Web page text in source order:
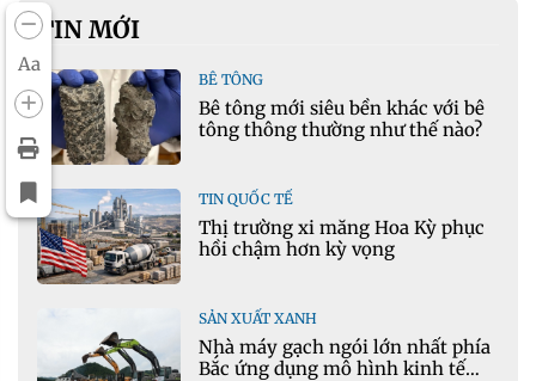
Aa
TIN MỚI
BÊ TÔNG
Bê tông mới siêu bền khác với bê
tông thông thường như thế nào?
TIN QUỐC TẾ
Thị trường xi măng Hoa Kỳ phục
hồi chậm hơn kỳ vọng
SẢN XUẤT XANH
Nhà máy gạch ngói lớn nhất phía
Bắc ứng dụng mô hình kinh tế